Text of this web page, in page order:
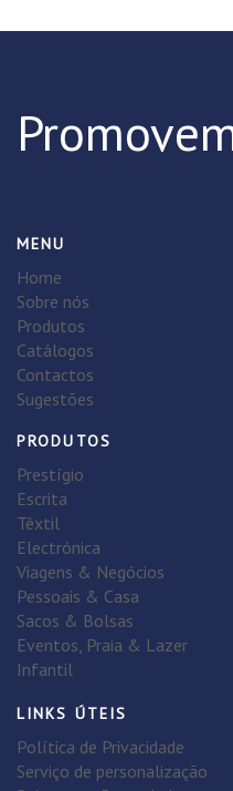
MENU
Home
Sobre nós
Produtos
Catálogos
Contactos
Sugestões
PRODUTOS
Prestígio
Escrita
Têxtil
Electrónica
Viagens & Negócios
Pessoais & Casa
Sacos & Bolsas
Eventos, Praia & Lazer
Infantil
LINKS ÚTEIS
Política de Privacidade
Serviço de personalização